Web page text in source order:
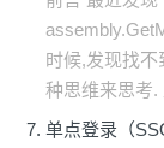
时候,发现找
种思维来思考.
单点登录（